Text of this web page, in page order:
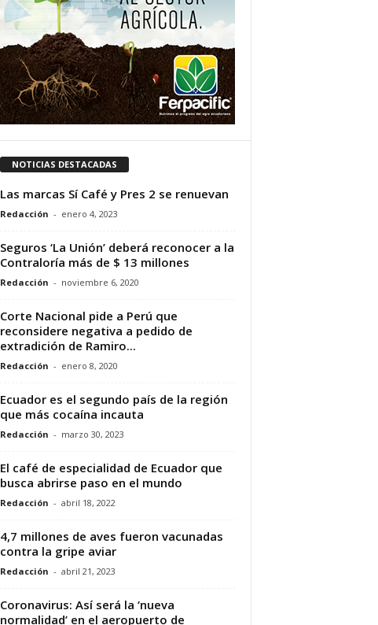
NOTICIAS DESTACADAS
Las marcas Sí Café y Pres 2 se renuevan
Redacción - enero 4, 2023
Seguros ‘La Unión’ deberá reconocer a la
Contraloría más de $ 13 millones
Redacción - noviembre 6, 2020
Corte Nacional pide a Perú que
reconsidere negativa a pedido de
extradición de Ramiro...
Redacción - enero 8, 2020
Ecuador es el segundo país de la región
que más cocaína incauta
Redacción - marzo 30, 2023
El café de especialidad de Ecuador que
busca abrirse paso en el mundo
Redacción - abril 18, 2022
4,7 millones de aves fueron vacunadas
contra la gripe aviar
Redacción - abril 21, 2023
Coronavirus: Así será la ‘nueva
normalidad’ en el aeropuerto de